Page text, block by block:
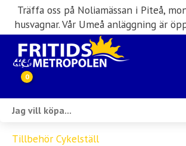
Träffa oss på Noliamässan i Piteå,
husvagnar. Vår Umeå anläggning är
0
Tillbehör Cykelställ